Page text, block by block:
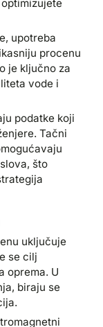
upotreba
procenu
je ključno za
vode i
podatke koji
Tačni
što
uključuje
se cilj
oprema. U
biraju se